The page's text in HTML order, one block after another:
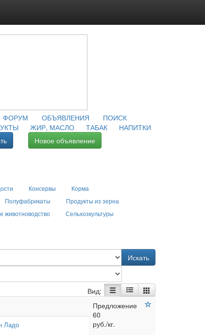
ФОРУМ ОБЪЯВЛЕНИЯ
ПОИСК
ЖИР, МАСЛО ТАБАК
НАПИТКИ
Новое объявление
Консервы
Корма
Полуфабрикаты
Продукты из зерна
животноводство
Сельхозкультуры
Искать
Вид:
Предложение
60
руб./кг.
Ладо